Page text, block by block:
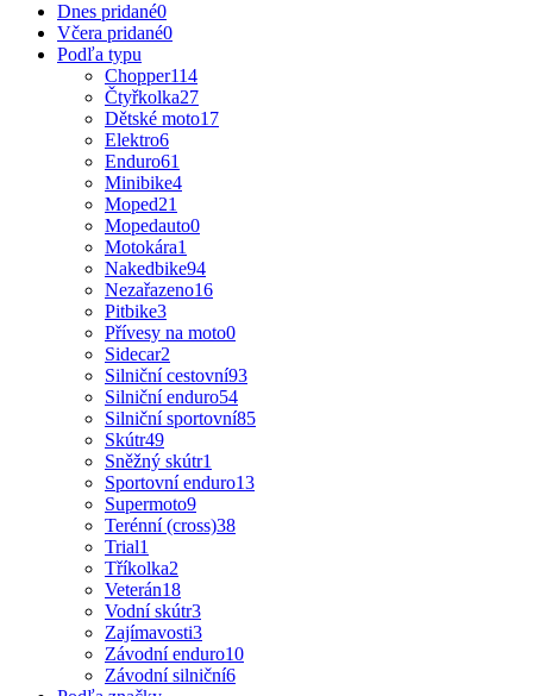
Dnes pridané0
Včera pridané0
Podľa typu
Chopper114
Čtyřkolka27
Dětské moto17
Elektro6
Enduro61
Minibike4
Moped21
Mopedauto0
Motokára1
Nakedbike94
Nezařazeno16
Pitbike3
Přívesy na moto0
Sidecar2
Silniční cestovní93
Silniční enduro54
Silniční sportovní85
Skútr49
Sněžný skútr1
Sportovní enduro13
Supermoto9
Terénní (cross)38
Trial1
Tříkolka2
Veterán18
Vodní skútr3
Zajímavosti3
Závodní enduro10
Závodní silniční6